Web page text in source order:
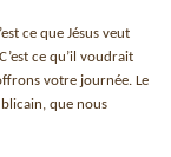
ce que Jésus veut
ce qu’il voudrait
votre journée. Le
que nous